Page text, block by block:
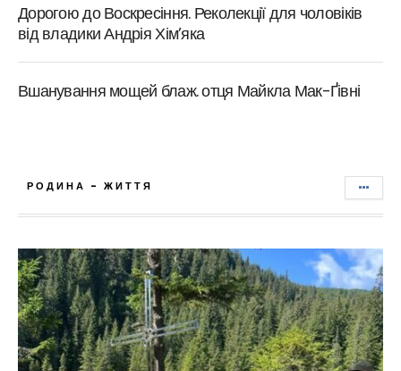
Дорогою до Воскресіння. Реколекції для чоловіків
від владики Андрія Хім’яка
Вшанування мощей блаж. отця Майкла Мак-Ґівні
РОДИНА - ЖИТТЯ